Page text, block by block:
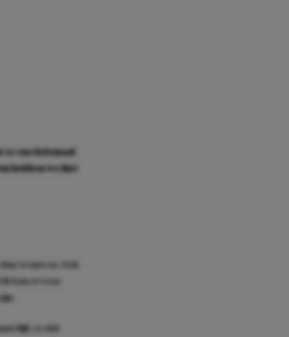
ze ons helemaal
hebben we hier
vrouwen. Ook
kan ervoor
zo dat